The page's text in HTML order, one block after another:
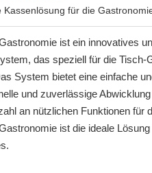
Kassenlösung für die
ist ein innovatives
das speziell für die Tisch-
System bietet eine einfache
und zuverlässige
an nützlichen Funktionen für
ist die ideale